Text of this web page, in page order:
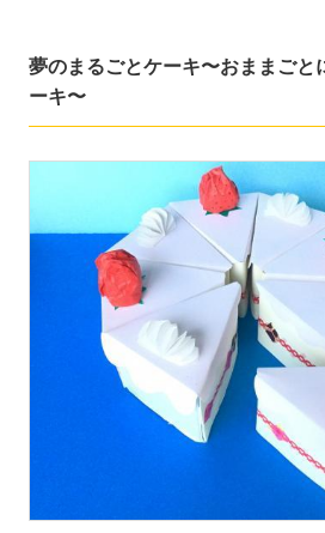
夢のまるごとケーキ〜おままごと
ーキ〜